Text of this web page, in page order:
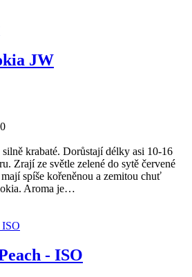
JW
krabaté. Dorůstají délky asi 10-16
Zrají ze světle zelené do sytě červené
spíše kořeněnou a zemitou chuť
Aroma je…
- ISO